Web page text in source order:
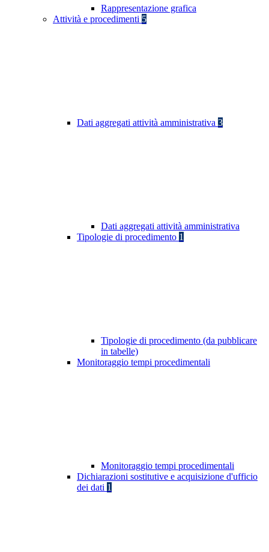
Rappresentazione grafica
Attività e procedimenti 5
Dati aggregati attività amministrativa 3
Dati aggregati attività amministrativa
Tipologie di procedimento 1
Tipologie di procedimento (da pubblicare
in tabelle)
Monitoraggio tempi procedimentali
Monitoraggio tempi procedimentali
Dichiarazioni sostitutive e acquisizione d'ufficio
dei dati 1